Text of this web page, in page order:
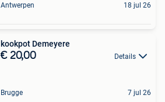
Antwerpen 18 jul 26
kookpot Demeyere
€ 20,00 Details
Brugge 7 jul 26